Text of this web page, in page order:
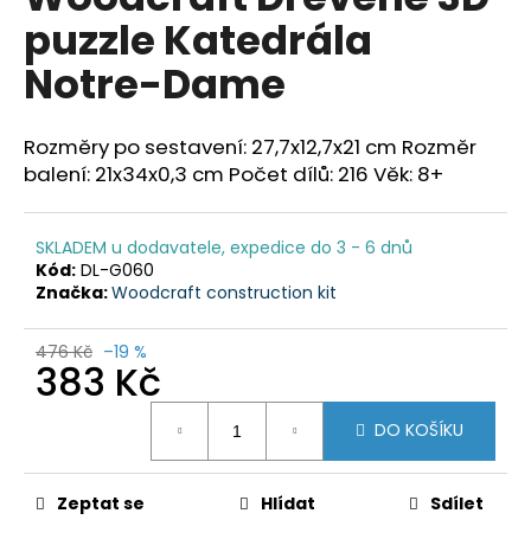
5
hvězdiček.
puzzle Katedrála
Notre-Dame
Rozměry po sestavení: 27,7x12,7x21 cm Rozměr
balení: 21x34x0,3 cm Počet dílů: 216 Věk: 8+
SKLADEM u dodavatele, expedice do 3 - 6 dnů
Kód: DL-G060
Značka:Woodcraft construction kit
476 Kč –19 %
383 Kč
DO KOŠÍKU
Zeptat se Hlídat Sdílet
a
j
í
?
D
o
r
u